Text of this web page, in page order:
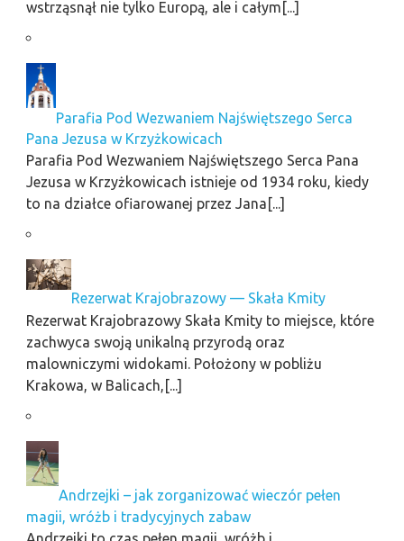
wstrząsnął nie tylko Europą, ale i całym[...]
Parafia Pod Wezwaniem Najświętszego Serca
Pana Jezusa w Krzyżkowicach
Parafia Pod Wezwaniem Najświętszego Serca Pana
Jezusa w Krzyżkowicach istnieje od 1934 roku, kiedy
to na działce ofiarowanej przez Jana[...]
Rezerwat Krajobrazowy — Skała Kmity
Rezerwat Krajobrazowy Skała Kmity to miejsce, które
zachwyca swoją unikalną przyrodą oraz
malowniczymi widokami. Położony w pobliżu
Krakowa, w Balicach,[...]
Andrzejki – jak zorganizować wieczór pełen
magii, wróżb i tradycyjnych zabaw